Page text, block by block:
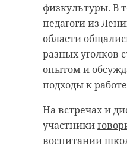
физкультуры. В
педагоги из
области
разных уголков
опытом и
подходы к
На встречах и
участники
воспитании